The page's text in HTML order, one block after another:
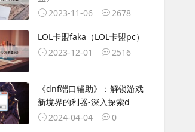
2023-11-06
2678
LOL卡盟faka（LOL卡盟pc）
2023-12-01
2516
《dnf端口辅助》：解锁游戏
新境界的利器-深入探索d
2024-04-04
0